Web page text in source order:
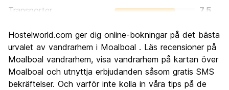
Transporter
7.5
Kultur
6.3
Festa
6.0
Värde för pengarna
8.5
Hostelworld.com ger dig online-bokningar på det bästa
urvalet av vandrarhem i Moalboal . Läs recensioner på
Moalboal vandrarhem, visa vandrarhem på kartan över
Moalboal och utnyttja erbjudanden såsom gratis SMS
bekräftelser. Och varför inte kolla in våra tips på de